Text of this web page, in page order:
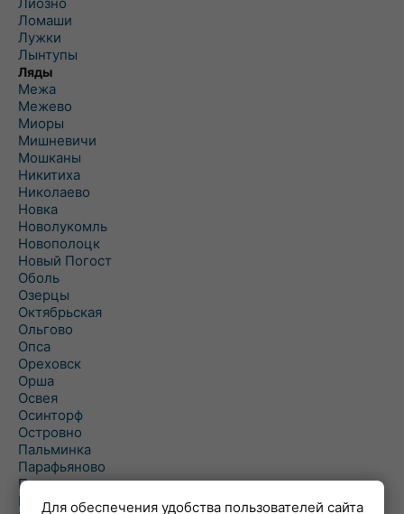
Ломаши
Лужки
Лынтупы
Ляды
Межа
Межево
Миоры
Мишневичи
Мошканы
Никитиха
Николаево
Новка
Новолукомль
Новополоцк
Новый Погост
Оболь
Озерцы
Октябрьская
Ольгово
Опса
Ореховск
Орша
Освея
Осинторф
Островно
Пальминка
Парафьяново
Плисса
ПовятьеДля обеспечения удобства пользователей сайта